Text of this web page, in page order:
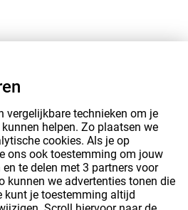
vergelijkbare technieken om je
helpen. Zo plaatsen we
cookies. Als je op
ons ook toestemming om jouw
te delen met 3 partners voor
kunnen we advertenties tonen die
kunt je toestemming altijd